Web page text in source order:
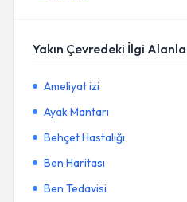
Yakın Çevredeki İlgi
Ameliyat izi
Ayak Mantarı
Behçet Hastalığı
Ben Haritası
Ben Tedavisi